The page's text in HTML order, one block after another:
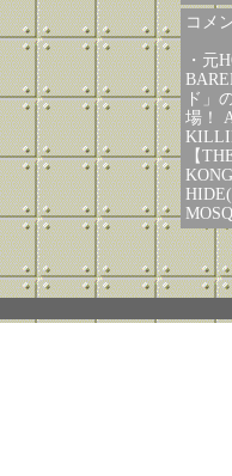
コメ
・元
ド」
場！
【